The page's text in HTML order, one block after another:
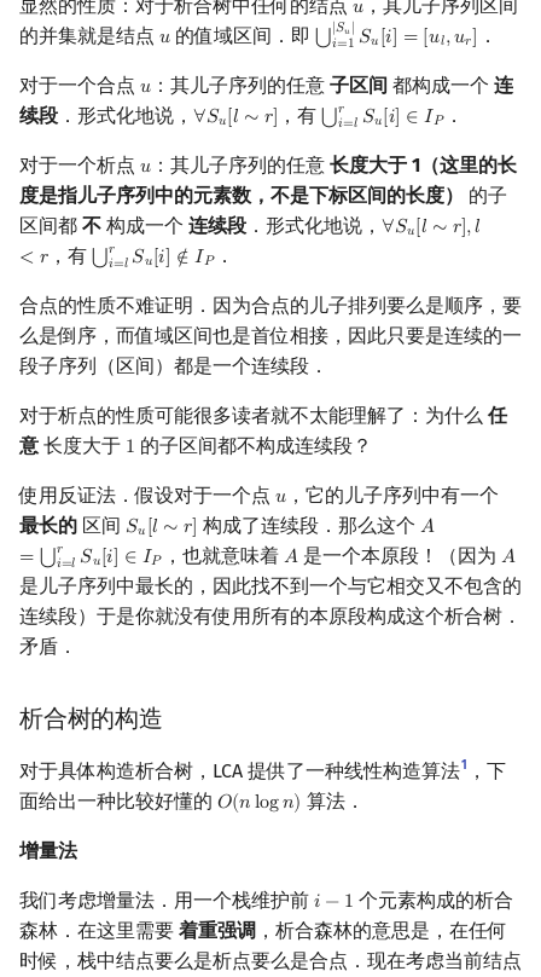
显然的性质：对于析合树中任何的结点 𝑢
u ，其儿子序列区间
的并集就是结点 𝑢
u 的值域区间．即⋃|𝑆𝑢|
𝑖=1 𝑆𝑢[𝑖] = [𝑢𝑙,𝑢𝑟]
⋃i=1 |Su | u[ ]=[ul,u r]．
对于一个合点 𝑢
u ：其儿子序列的任意子区间 都构成一个连
续段 ．形式化地说， ∀𝑆𝑢[𝑙 ∼ 𝑟]
∀Su l ∼r ] ，有⋃𝑟
𝑖=𝑙 𝑆𝑢[𝑖] ∈ 𝐼𝑃
⋃i=l rSu [i ∈ IP ．
对于一个析点 𝑢
u ：其儿子序列的任意长度大于 1（这里的长
度是指儿子序列中的元素数，不是下标区间的长度）
的子
区间都 不 构成一个 连续段 ．形式化地说， ∀𝑆𝑢[𝑙 ∼ 𝑟],𝑙
< 𝑟
∀Su l ∼r ], <r
，有⋃𝑟
𝑖=𝑙 𝑆𝑢[𝑖] ∉ 𝐼𝑃
⋃i=l rSu[ ∉ IP．
合点的性质不难证明．因为合点的儿子排列要么是顺序，要
么是倒序，而值域区间也是首位相接，因此只要是连续的一
段子序列（区间）都是一个连续段．
对于析点的性质可能很多读者就不太能理解了：为什么 任
意 长度大于 1
1 的子区间都不构成连续段？
使用反证法．假设对于一个点 𝑢
u ，它的儿子序列中有一个
最长的 区间 𝑆𝑢[𝑙 ∼ 𝑟]
Su [l ∼r ] 构成了连续段．那么这个 𝐴
= ⋃𝑟
𝑖=𝑙 𝑆𝑢[𝑖] ∈ 𝐼𝑃
A=
，也就意味着 𝐴
A 是一个本原段！（因为 𝐴
A
是儿子序列中最长的，因此找不到一个与它相交又不包含的
连续段）于是你就没有使用所有的本原段构成这个析合树．
矛盾．
析合树的构造
对于具体构造析合树，LCA 提供了一种线性构造算法1
，下
面给出一种比较好懂的 𝑂(𝑛log𝑛)
O(nlogn) 算法．
增量法
我们考虑增量法．用一个栈维护前 𝑖 − 1
i −1
个元素构成的析合
森林．在这里需要 着重强调 ，析合森林的意思是，在任何
时候，栈中结点要么是析点要么是合点．现在考虑当前结点